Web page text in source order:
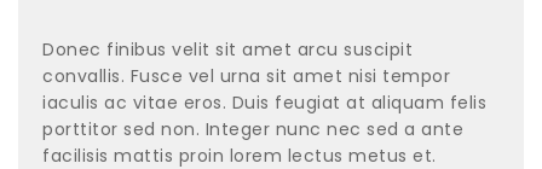
Donec finibus velit sit amet arcu suscipit
convallis. Fusce vel urna sit amet nisi tempor
iaculis ac vitae eros. Duis feugiat at aliquam felis
porttitor sed non. Integer nunc nec sed a ante
facilisis mattis proin lorem lectus metus et.